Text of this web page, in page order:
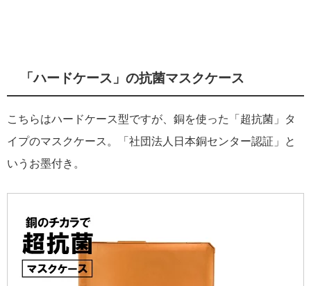
「ハードケース」の抗菌マスクケース
こちらはハードケース型ですが、銅を使った「超抗菌」タ
イプのマスクケース。「社団法人日本銅センター認証」と
いうお墨付き。